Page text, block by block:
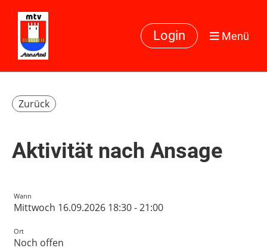
Login Menü
Zurück
Aktivität nach Ansage
Wann
Mittwoch 16.09.2026 18:30 - 21:00
Ort
Noch offen